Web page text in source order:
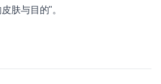
肤与目的"。